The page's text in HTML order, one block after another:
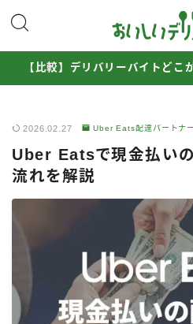
MENU
Uber Eats配達員ガイド
出前館配達員ガイド
ロケットナウ配達員ガイド
配達員272人アンケート調査
収入シミュレーター
配達員の体験談・口コミ
【比較】デリバリーバイトどこ
2026.02.27 Uber Eats配達パートナ
Uber Eatsで現金払い
流れを解説